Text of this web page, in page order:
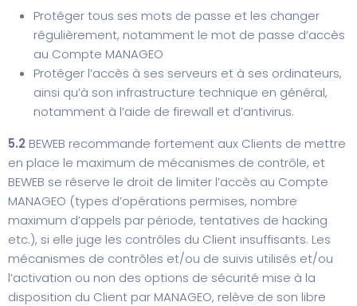
Protéger tous ses mots de passe et les changer
régulièrement, notamment le mot de passe d’accès
au Compte MANAGEO
Protéger l’accès à ses serveurs et à ses ordinateurs,
ainsi qu’à son infrastructure technique en général,
notamment à l’aide de firewall et d’antivirus.
5.2 BEWEB recommande fortement aux Clients de mettre
en place le maximum de mécanismes de contrôle, et
BEWEB se réserve le droit de limiter l’accès au Compte
MANAGEO (types d’opérations permises, nombre
maximum d’appels par période, tentatives de hacking
etc.), si elle juge les contrôles du Client insuffisants. Les
mécanismes de contrôles et/ou de suivis utilisés et/ou
l’activation ou non des options de sécurité mise à la
disposition du Client par MANAGEO, relève de son libre